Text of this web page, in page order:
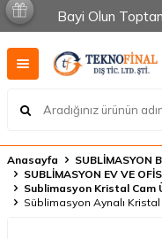
Bayi Olun
Anasayfa
SUBLİMASYON
SUBLİMASYON EV VE
Sublimasyon Kristal Cam
Süblimasyon Aynalı